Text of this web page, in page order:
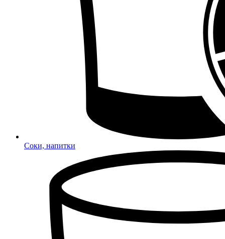
Соки, напитки